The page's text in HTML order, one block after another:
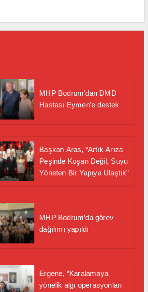
MHP Bodrum’dan DMD
Hastası Eymen’e destek
Başkan Aras, “Artık Arıza
Peşinde Koşan Değil, Suyu
Yöneten Bir Yapıya Ulaştık”
MHP Bodrum’da görev
dağılımı yapıldı
Ergene, “Karalamaya
yönelik algı operasyonları